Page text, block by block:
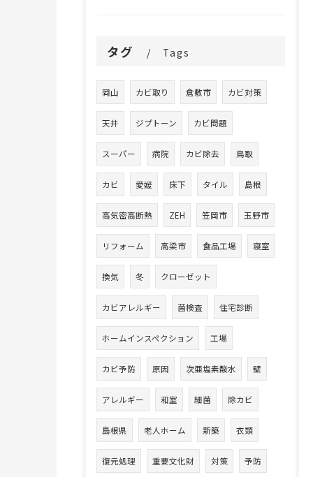
タグ Tags
岡山 カビ取り 倉敷市 カビ対策
天井 ジプトーン カビ問題
スーパー 病院 カビ除去 鳥取
カビ 愛媛 床下 タイル 島根
高気密高断熱 ZEH 笠岡市 玉野市
リフォーム 高梁市 食品工場 寝室
換気 冬 クローゼット
カビアレルギー 菌検査 住宅診断
ホームインスペクション 工場
カビ予防 原因 次亜塩素酸水 壁
アレルギー 和室 細菌 除カビ
島根県 老人ホーム 新築 衣類
復元処理 重要文化財 対策 予防